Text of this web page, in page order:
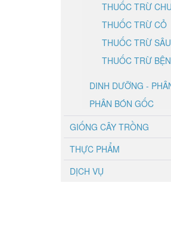
THUỐC TRỪ
THUỐC TRỪ CỎ
THUỐC TRỪ SÂU
THUỐC TRỪ
DINH DƯỠNG -
PHÂN BÓN GỐC
GIỐNG CÂY TRỒNG
THỰC PHẨM
DỊCH VỤ